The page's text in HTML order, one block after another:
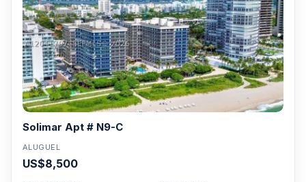
Solimar Apt # N9-C
ALUGUEL
US$8,500